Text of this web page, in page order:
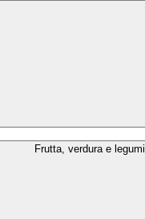
Frutta, verdura e legumi